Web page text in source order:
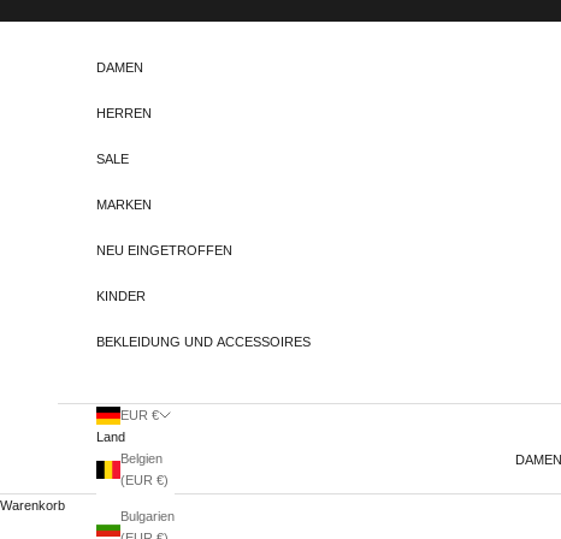
DAMEN
DAMEN
HERREN
SALE
MARKEN
NEU EINGETROFFEN
KINDER
BEKLEIDUNG UND ACCESSOIRES
EUR €
Land
Belgien
(EUR €)
Bulgarien
Warenkorb